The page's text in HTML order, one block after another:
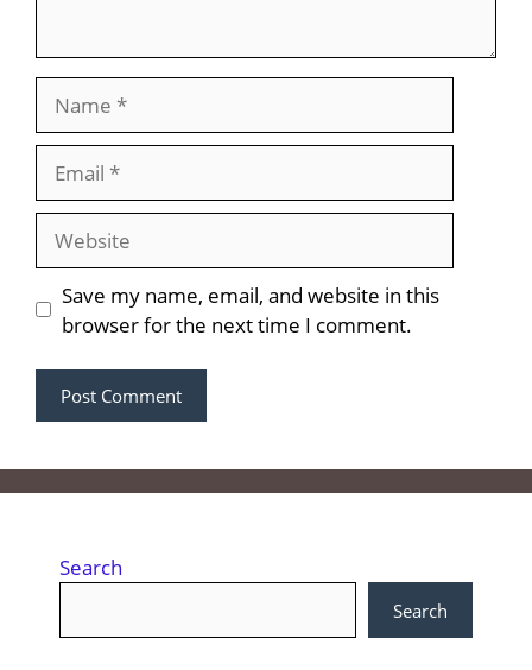
Save my name, email, and website in this
browser for the next time I comment.
Search
Search